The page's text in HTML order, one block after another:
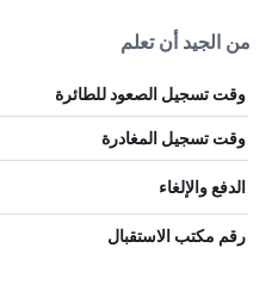
من الجيد أن تعلم
وقت تسجيل الصعود للطائرة
وقت تسجيل المغادرة
الدفع والإلغاء
رقم مكتب الاستقبال